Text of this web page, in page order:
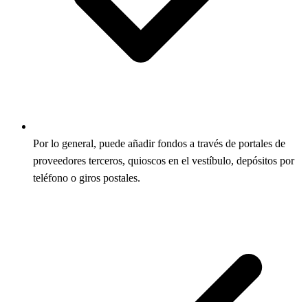
Por lo general, puede añadir fondos a través de portales de
proveedores terceros, quioscos en el vestíbulo, depósitos por
teléfono o giros postales.